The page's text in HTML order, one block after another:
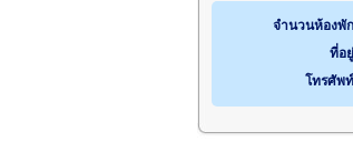
จำนวนห้องพั
ที่อ
โทรศัพ